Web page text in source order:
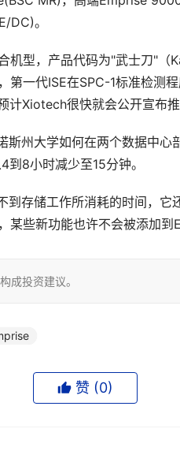
DC)。
机型，产品代码为"武士刀"（
一代ISE在SPC-1标准检测
Xiotech很快就会公开宣布推
州大学如何在两个数据中心
8小时减少至15分钟。
存储工作所消耗的时间，它
某些新功能也许不会被添加到
成投资建议。
赞 (0)